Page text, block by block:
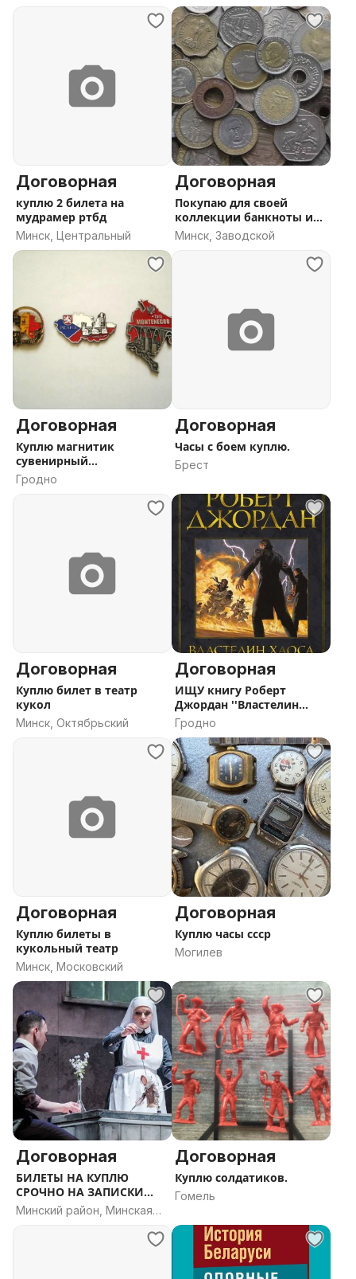
Договорная
куплю 2 билета на
мудрамер ртбд
Минск, Центральный
Договорная
Покупаю для своей
коллекции банкноты и
монеты
Минск, Заводской
Договорная
Куплю магнитик
сувенирный
металлический
Гродно
Договорная
Часы с боем куплю.
Брест
Договорная
Куплю билет в театр
кукол
Минск, Октябрьский
Договорная
ИЩУ книгу Роберт
Джордан ''Властелин
хаоса''
Гродно
Договорная
Куплю билеты в
кукольный театр
Минск, Московский
Договорная
Куплю часы ссср
Могилев
Договорная
БИЛЕТЫ НА КУПЛЮ
СРОЧНО НА ЗАПИСКИ
ЮНОГО ВРАЧА
Минский район, Минская
Договорная
Куплю солдатиков.
Гомель